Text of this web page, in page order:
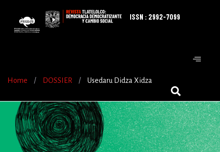
ISSN : 2992-7099
Home / DOSSIER / Usedaru Didza Xidza